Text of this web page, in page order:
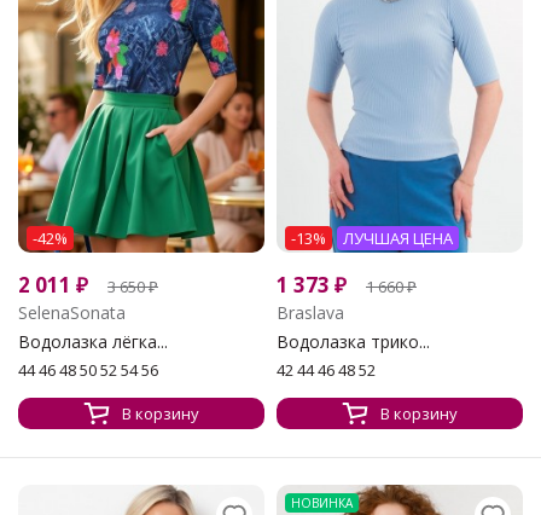
-42%
2 011 ₽ 3 650₽
SelenaSonata
Водолазка лёгка...
44 46 48 50 52 54 56
В корзину
-13% ЛУЧШАЯ ЦЕНА
1 373 ₽ 1 660₽
Braslava
Водолазка трико...
42 44 46 48 52
В корзину
НОВИНКА